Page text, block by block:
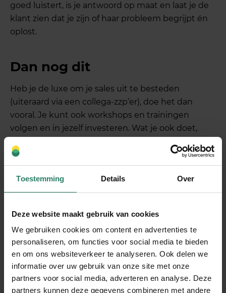
Toestemming Details Over
Deze website maakt gebruik van cookies
We gebruiken cookies om content en advertenties te
personaliseren, om functies voor social media te bieden
en om ons websiteverkeer te analyseren. Ook delen we
informatie over uw gebruik van onze site met onze
partners voor social media, adverteren en analyse. Deze
partners kunnen deze gegevens combineren met andere
goed luistert, is je antwoord op maat en laat je de
klant zien dat je zijn of haar probleem begrijpt én
oplost.
Dan nog dit
Heb je de luxe om je sales uit te besteden
(uiteraard via een collega-zzp’er), doe het dan
vooral. Je kunt ook workshops en trainingen
volgen en in jezelf investeren. Wat je ook doet,
in de vingers hebt en doe het op jouw manier. Dan
ben je sowieso al onderscheidend.
maten. Samen hebben we heel veel kennis en
ervaring in huis. En daar kunnen we gebruik van
maken. Wedden dat er een ‘salestijger’ tussen zit
die jou kan helpen?
Deel dit stuk